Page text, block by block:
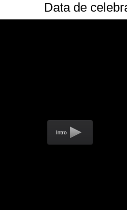
Data de
Intro